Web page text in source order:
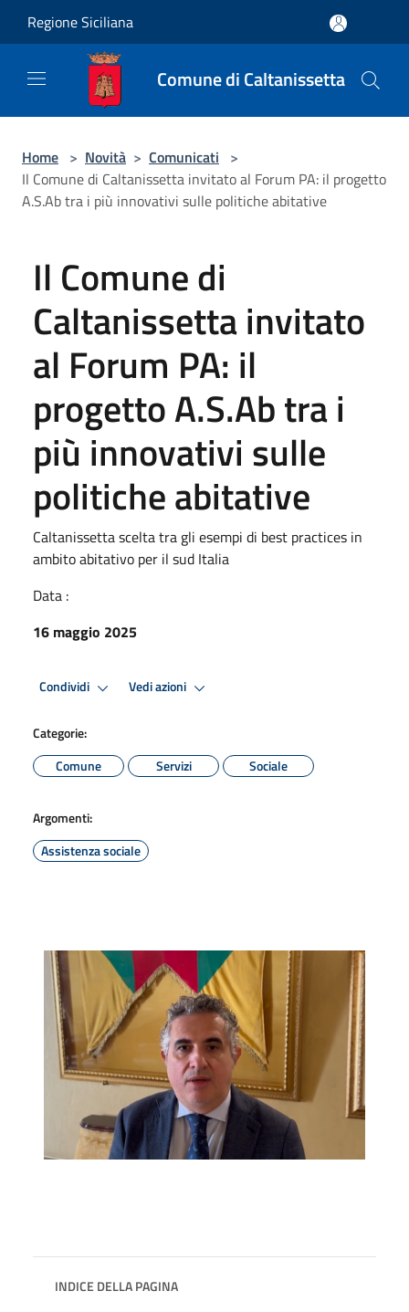
Regione Siciliana
Comune di Caltanissetta
Home > Novità > Comunicati >
Il Comune di Caltanissetta invitato al Forum PA: il progetto
A.S.Ab tra i più innovativi sulle politiche abitative
Il Comune di
Caltanissetta invitato
al Forum PA: il
progetto A.S.Ab tra i
più innovativi sulle
politiche abitative
Caltanissetta scelta tra gli esempi di best practices in
ambito abitativo per il sud Italia
Data :
16 maggio 2025
Condividi Vedi azioni
Categorie:
Comune
Servizi Sociale
Argomenti:
Assistenza sociale
INDICE DELLA PAGINA